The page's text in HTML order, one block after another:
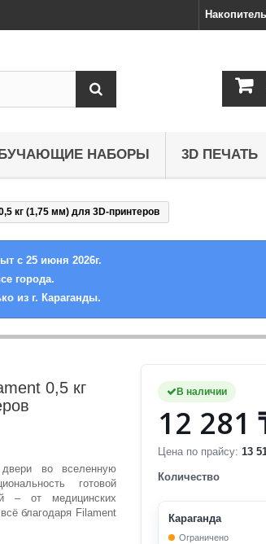
НАБОРЫ 3D ПЕЧАТЬ
кг (1,75 мм) для 3D-принтеров
с 25 июня 2026г.
города.
из г. Караганды.
0,5 кг
во вселенную
готовой
– от медицинских
благодаря Filament
В наличии
12 281
Цена по прайсу: 13
Количество
Караганда
Ограничено